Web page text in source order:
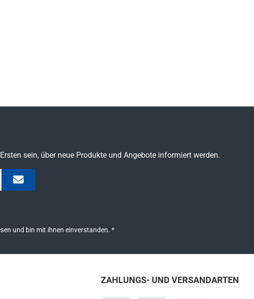
sein, über neue Produkte und Angebote informiert werden.
und bin mit ihnen einverstanden. *
ZAHLUNGS- UND VERSANDARTEN